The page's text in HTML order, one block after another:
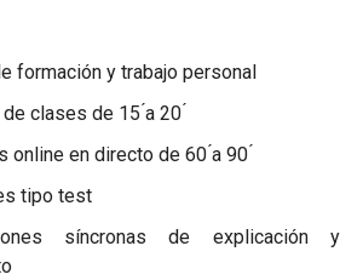
formación y trabajo personal
clases de 15 ́a 20
online en directo de 60 ́a 90
tipo test
síncronas de explicación y